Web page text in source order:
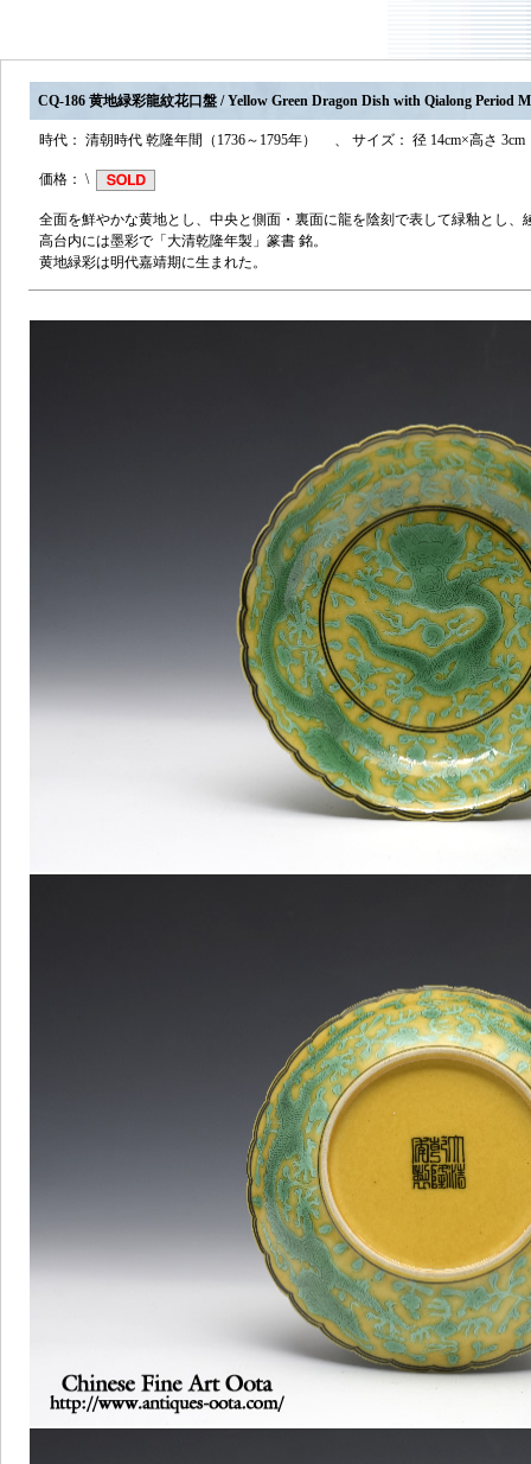
CQ-186 黄地緑彩龍紋花口盤 / Yellow Green Dragon Dish with Qialong Period
時代： 清朝時代 乾隆年間（1736～1795年） 、 サイズ： 径 14cm×高さ 3cm
価格： \
全面を鮮やかな黄地とし、中央と側面・裏面に龍を陰刻で表して緑釉とし、
高台内には墨彩で「大清乾隆年製」篆書 銘。
黄地緑彩は明代嘉靖期に生まれた。